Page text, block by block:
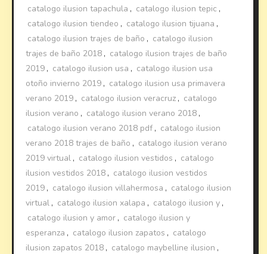
catalogo ilusion tapachula , catalogo ilusion tepic ,
catalogo ilusion tiendeo , catalogo ilusion tijuana ,
catalogo ilusion trajes de baño , catalogo ilusion
trajes de baño 2018 , catalogo ilusion trajes de baño
2019 , catalogo ilusion usa , catalogo ilusion usa
otoño invierno 2019 , catalogo ilusion usa primavera
verano 2019 , catalogo ilusion veracruz , catalogo
ilusion verano , catalogo ilusion verano 2018 ,
catalogo ilusion verano 2018 pdf , catalogo ilusion
verano 2018 trajes de baño , catalogo ilusion verano
2019 virtual , catalogo ilusion vestidos , catalogo
ilusion vestidos 2018 , catalogo ilusion vestidos
2019 , catalogo ilusion villahermosa , catalogo ilusion
virtual , catalogo ilusion xalapa , catalogo ilusion y ,
catalogo ilusion y amor , catalogo ilusion y
esperanza , catalogo ilusion zapatos , catalogo
ilusion zapatos 2018 , catalogo maybelline ilusion ,